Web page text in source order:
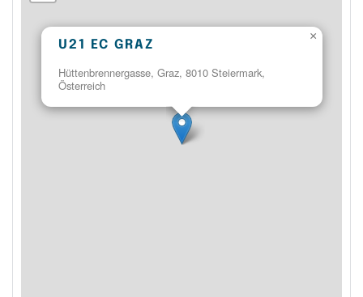
U21 EC GRAZ
Hüttenbrennergasse, Graz, 8010 Steiermark,
Österreich
×